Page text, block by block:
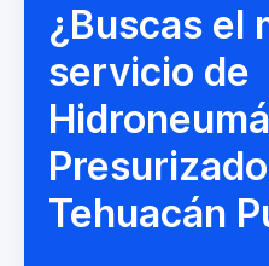
¿Buscas el
servicio de
Tehuacán